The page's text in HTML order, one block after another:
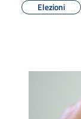
Elezioni